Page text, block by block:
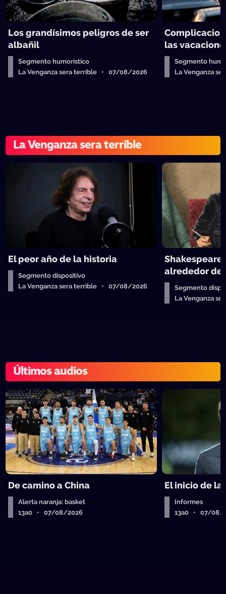
Los grandísimos peligros de ser
albañil
Segmento humorístico
La Venganza sera terrible • 07/08/2026
las
Segmento
La Venganza
La Venganza sera terrible
El peor año de la historia
Segmento dispositivo
La Venganza sera terrible • 07/08/2026
Shakespeare
alrededor de
Segmento
La Venganza
Últimos audios
De camino a China
Alerta naranja: basket
13a0 • 07/08/2026
El inicio de la
Informes
13a0 • 07/08/